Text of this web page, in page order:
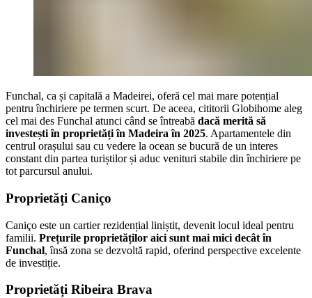
Funchal, ca și capitală a Madeirei, oferă cel mai mare potențial
pentru închiriere pe termen scurt. De aceea, cititorii Globihome aleg
cel mai des Funchal atunci când se întreabă dacă merită să
investești în proprietăți în Madeira în 2025. Apartamentele din
centrul orașului sau cu vedere la ocean se bucură de un interes
constant din partea turiștilor și aduc venituri stabile din închiriere pe
tot parcursul anului.
Proprietăți Caniço
Caniço este un cartier rezidențial liniștit, devenit locul ideal pentru
familii. Prețurile proprietăților aici sunt mai mici decât în
Funchal, însă zona se dezvoltă rapid, oferind perspective excelente
de investiție.
Proprietăți Ribeira Brava